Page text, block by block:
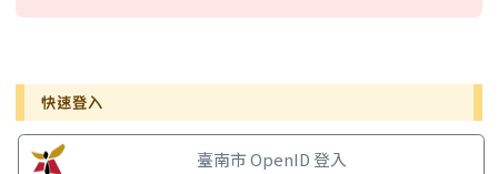
右邊區域內容
快速登入
臺南市 OpenID 登入